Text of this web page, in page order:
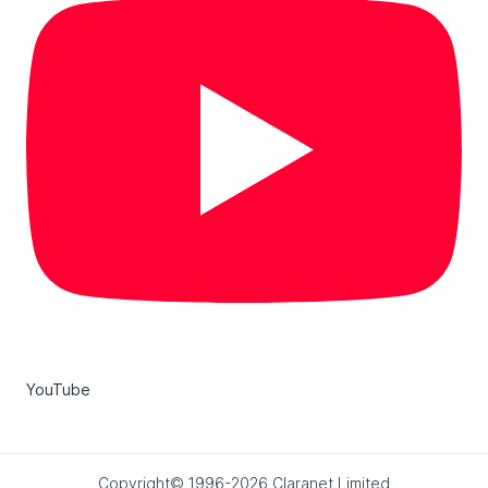
YouTube
Copyright© 1996-2026 Claranet Limited